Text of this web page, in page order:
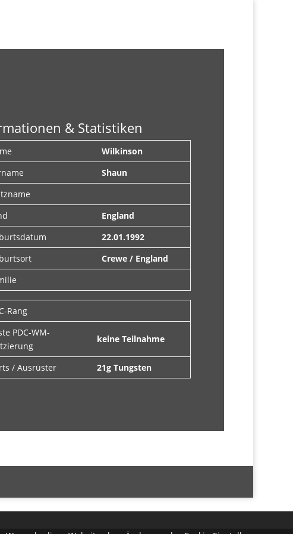
& Statistiken
Wilkinson
Shaun
England
22.01.1992
Crewe / England
Rang
PDC-WM-
keine Teilnahme
/ Ausrüster 21g Tungsten